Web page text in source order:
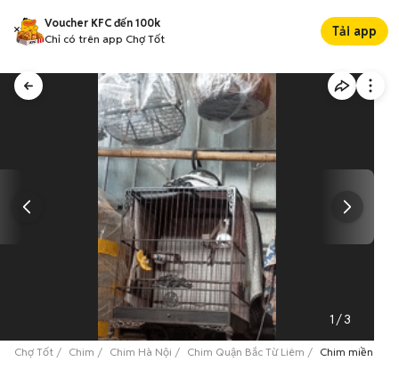
Voucher KFC đến 100k
Chỉ có trên app Chợ Tốt
Tải app
1 /3
Chợ Tốt Chim Chim Hà Nội Chim Quận Bắc Từ Liêm Chim miền vụ 2